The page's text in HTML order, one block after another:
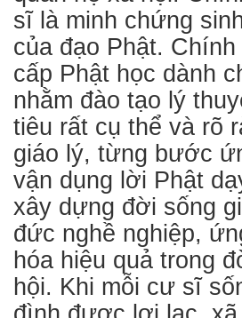
sĩ là minh chứng
của đạo Phật.
cấp Phật học dành
nhằm đào tạo lý
tiêu rất cụ thể và rõ
giáo lý, từng bước
vận dụng lời Phật
xây dựng đời sống
đức nghề nghiệp,
hóa hiệu quả trong
hội. Khi mỗi cư sĩ